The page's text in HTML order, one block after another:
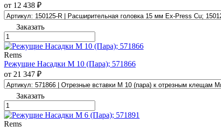
от 12 438 ₽
Заказать
Rems
Режущие Насадки М 10 (Пара); 571866
от 21 347 ₽
Заказать
Rems